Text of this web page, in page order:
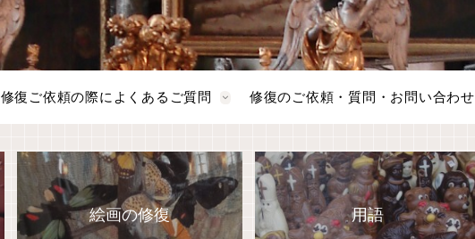
修復ご依頼の際によくあるご質問 修復のご依頼・質問・お問い合わせ
絵画の修復 用語